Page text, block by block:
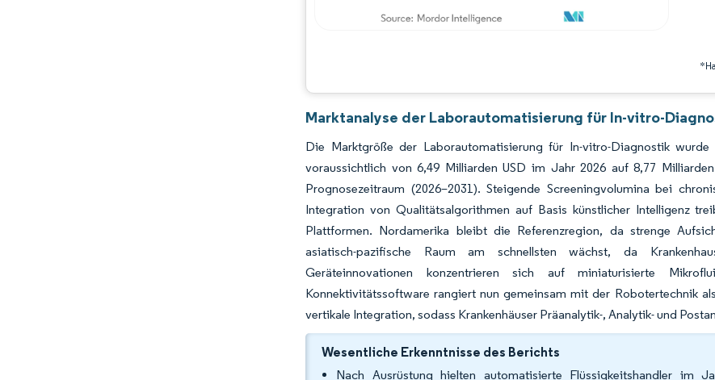
Marktanalyse der Laborautomatisierung für In-vitro-
Die Marktgröße der Laborautomatisierung für In-vitro-Diagnostik
voraussichtlich von 6,49 Milliarden USD im Jahr 2026 auf 8,77
Prognosezeitraum (2026–2031). Steigende Screeningvolumina bei
Integration von Qualitätsalgorithmen auf Basis künstlicher Intelligenz
Plattformen. Nordamerika bleibt die Referenzregion, da strenge
asiatisch-pazifische Raum am schnellsten wächst, da
Geräteinnovationen konzentrieren sich auf miniaturisierte
Konnektivitätssoftware rangiert nun gemeinsam mit der Robotertechnik
vertikale Integration, sodass Krankenhäuser Präanalytik-, Analytik- und
Wesentliche Erkenntnisse des Berichts
Nach Ausrüstung hielten automatisierte Flüssigkeitshandler